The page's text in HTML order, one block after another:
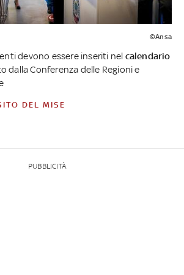
©Ansa
devono essere inseriti nel calendario
dalla Conferenza delle Regioni e
DEL MISE
PUBBLICITÀ